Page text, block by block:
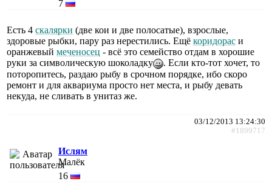
7
Есть 4 скалярки (две кои и две полосатые), взрослые,
здоровые рыбки, пару раз нерестились. Ещё коридорас и
оранжевый меченосец - всё это семейство отдам в хорошие
руки за символическую шоколадку
. Если кто-тот хочет, то
поторопитесь, раздаю рыбу в срочном порядке, ибо скоро
ремонт и для аквариума просто нет места, и рыбу девать
некуда, не сливать в унитаз же.
03/12/2013 13:24:30
#1899717
Ислям
Малёк
16